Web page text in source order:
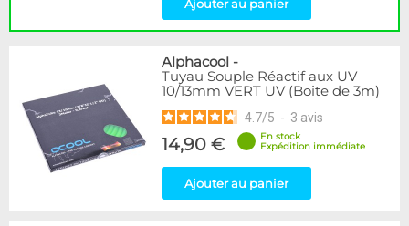
Ajouter au panier
Alphacool -
Tuyau Souple Réactif aux UV
10/13mm VERT UV (Boite de 3m)
4.7/5 - 3 avis
14,90 €
En stock
Expédition immédiate
Ajouter au panier